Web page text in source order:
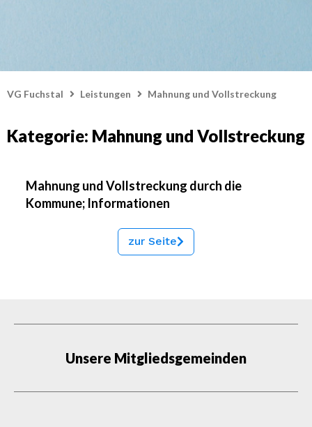
VG Fuchstal Leistungen Mahnung und Vollstreckung
Kategorie: Mahnung und Vollstreckung
Mahnung und Vollstreckung durch die
Kommune; Informationen
zur Seite
Unsere Mitgliedsgemeinden